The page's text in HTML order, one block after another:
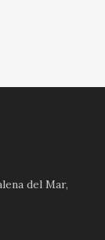
del Mar,